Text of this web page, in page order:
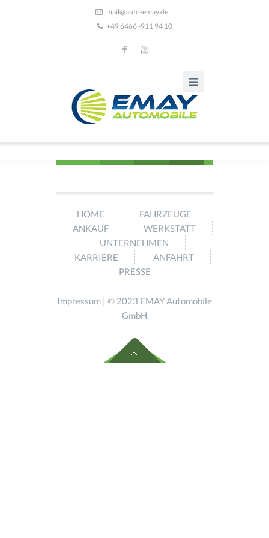
mail@auto-emay.de
+49 6466 -911 94 10
F X
HOME
FAHRZEUGE
ANKAUF
WERKSTATT
UNTERNEHMEN
KARRIERE
ANFAHRT
PRESSE
Impressum | © 2023 EMAY Automobile
GmbH